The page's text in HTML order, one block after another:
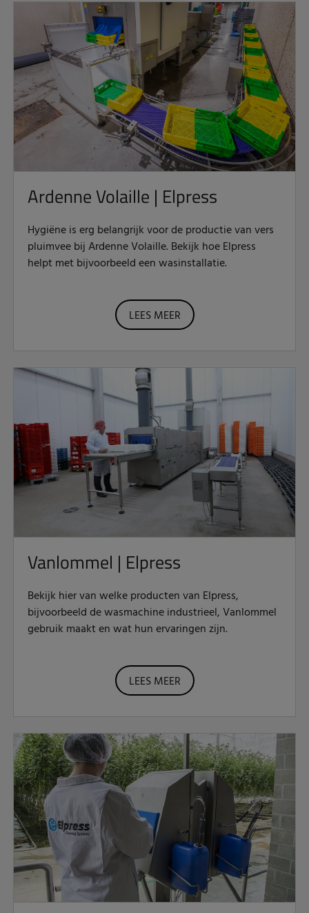
Ardenne Volaille | Elpress
Hygiëne is erg belangrijk voor de productie van vers
pluimvee bij Ardenne Volaille. Bekijk hoe Elpress
helpt met bijvoorbeeld een wasinstallatie.
LEES MEER
Vanlommel | Elpress
Bekijk hier van welke producten van Elpress,
bijvoorbeeld de wasmachine industrieel, Vanlommel
gebruik maakt en wat hun ervaringen zijn.
LEES MEER